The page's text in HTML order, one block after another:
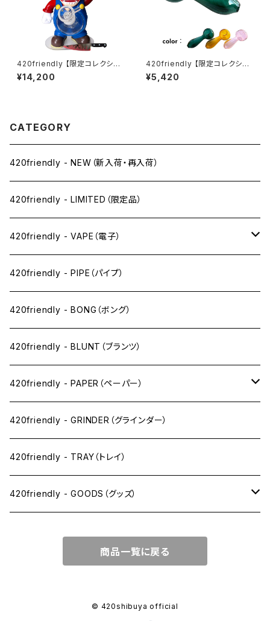
420friendly 【限定コレクショ
ン】Killer Plumber Resin & G
lass Bong / キラープラマー ボ
¥14,200
420friendly 【限定コレクショ
ン】EG ESSENTIALS スプーン
型 ガラスパイプ
¥5,420
CATEGORY
420friendly - NEW（新入荷・再入荷）
420friendly - LIMITED（限定品）
420friendly - VAPE（電子）
ペン下
ニコパフ系
ドライ系
ワックス系
420friendly - PIPE（パイプ）
420friendly - BONG（ボング）
420friendly - BLUNT（ブランツ）
420friendly - PAPER（ペーパー）
SW(シングルワイド）サイズ
1 1/4サイズ
キングサイズスリム
キングサイズワイド
420friendly - GRINDER（グラインダー）
420friendly - TRAY（トレイ）
420friendly - GOODS（グッズ）
JOINT（ジョイント系）
CLEANING（掃除・保管）
商品一覧に戻る
© 420shibuya official